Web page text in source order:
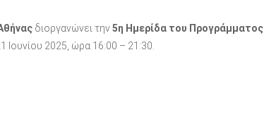
διοργανώνει την5η Ημερίδα του Προγράμματος
Ιουνίου 2025, ώρα 16:00 – 21:30.